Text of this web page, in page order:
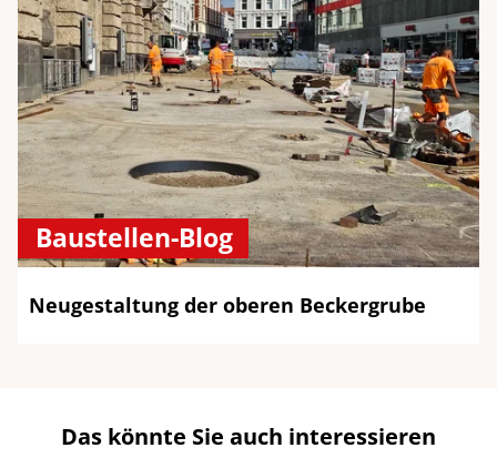
Baustellen-Blog
Neugestaltung der oberen Beckergrube
Das könnte Sie auch interessieren